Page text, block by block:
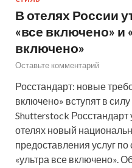
В отелях России
«все включено» и
включено»
Оставьте комментарий
Росстандарт: новые
включено» вступят в
Shutterstock Росстандарт
отелях новый
предоставления услуг
«ультра все включено».